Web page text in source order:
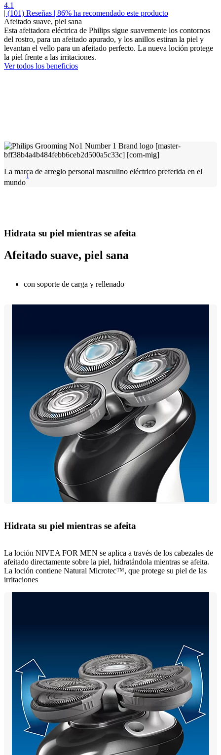
4.1
| (101) Reseñas | 86% ha recomendado este producto
Afeitado suave, piel sana
Esta afeitadora eléctrica de Philips sigue suavemente los contornos
del rostro, para un afeitado apurado, y los anillos estiran la piel y
levantan el vello para un afeitado perfecto. La nueva loción protege
la piel frente a las irritaciones.
Ver todos los beneficios
La marca de arreglo personal masculino eléctrico preferida en el
mundo
1
Hidrata su piel mientras se afeita
Afeitado suave, piel sana
con soporte de carga y rellenado
Hidrata su piel mientras se afeita
La loción NIVEA FOR MEN se aplica a través de los cabezales de
afeitado directamente sobre la piel, hidratándola mientras se afeita.
La loción contiene Natural Microtec™, que protege su piel de las
irritaciones